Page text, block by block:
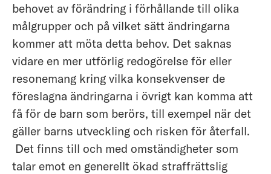
behovet av förändring i förhållande till olika
målgrupper och på vilket sätt ändringarna
kommer att möta detta behov. Det saknas
vidare en mer utförlig redogörelse för eller
resonemang kring vilka konsekvenser de
föreslagna ändringarna i övrigt kan komma att
få för de barn som berörs, till exempel när det
gäller barns utveckling och risken för återfall.
Det finns till och med omständigheter som
talar emot en generellt ökad straffrättslig